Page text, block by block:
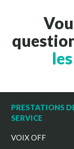
PRESTATIONS
SERVICE
VOIX OFF